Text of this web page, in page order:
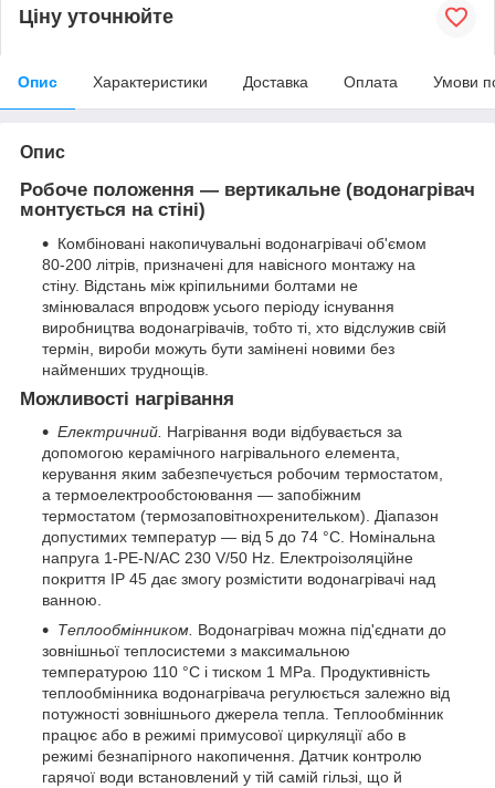
Ціну уточнюйте
Опис Характеристики Доставка Оплата Умови
Опис
Робоче положення — вертикальне (водонагрівач
монтується на стіні)
Комбіновані накопичувальні водонагрівачі об'ємом
80-200 літрів, призначені для навісного монтажу на
стіну. Відстань між кріпильними болтами не
змінювалася впродовж усього періоду існування
виробництва водонагрівачів, тобто ті, хто відслужив свій
термін, вироби можуть бути замінені новими без
найменших труднощів.
Можливості нагрівання
Електричний. Нагрівання води відбувається за
допомогою керамічного нагрівального елемента,
керування яким забезпечується робочим термостатом,
а термоелектрообстоювання — запобіжним
термостатом (термозаповітнохренительком). Діапазон
допустимих температур — від 5 до 74 °C. Номінальна
напруга 1-PE-N/AC 230 V/50 Hz. Електроізоляційне
покриття IP 45 дає змогу розмістити водонагрівачі над
ванною.
Теплообмінником. Водонагрівач можна під'єднати до
зовнішньої теплосистеми з максимальною
температурою 110 °C і тиском 1 MPa. Продуктивність
теплообмінника водонагрівача регулюється залежно від
потужності зовнішнього джерела тепла. Теплообмінник
працює або в режимі примусової циркуляції або в
режимі безнапірного накопичення. Датчик контролю
гарячої води встановлений у тій самій гільзі, що й